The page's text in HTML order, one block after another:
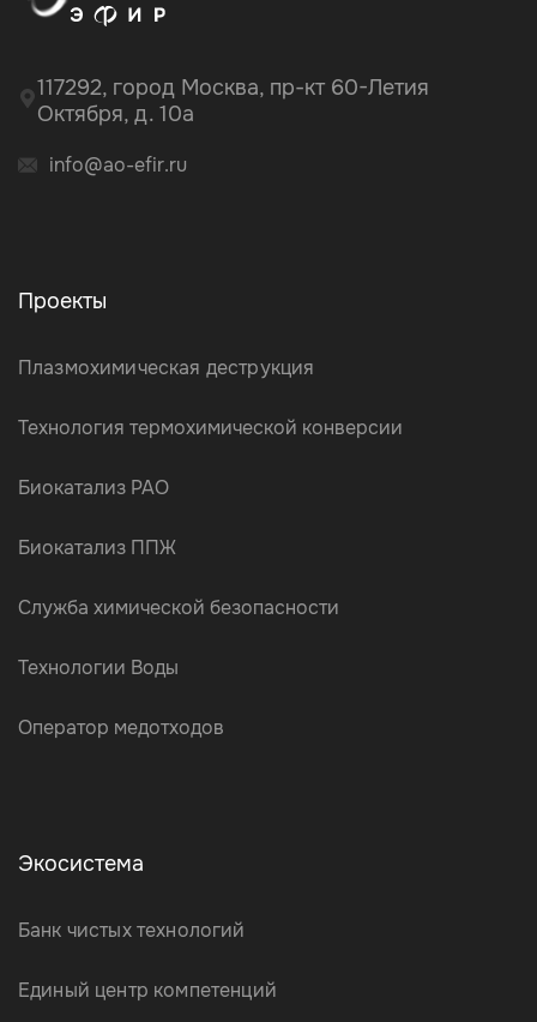
117292, город Москва, пр-кт 60-Летия
Октября, д. 10а
info@ao-efir.ru
Проекты
Плазмохимическая деструкция
Технология термохимической конверсии
Биокатализ РАО
Биокатализ ППЖ
Служба химической безопасности
Технологии Воды
Оператор медотходов
Экосистема
Банк чистых технологий
Единый центр компетенций